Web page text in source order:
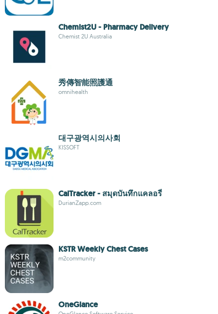
Chemist2U - Pharmacy Delivery
Chemist 2U Australia
秀傳智能照護通
omnihealth
대구광역시의사회
KISSOFT
CalTracker - สมุดบันทึกแคลอรี่
DurianZapp.com
KSTR Weekly Chest Cases
m2community
OneGlance